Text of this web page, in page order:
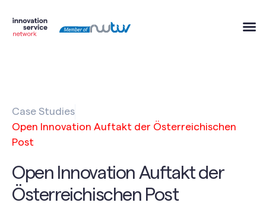
Case Studies
Open Innovation Auftakt der Österreichischen
Post
Open Innovation Auftakt der
Österreichischen Post